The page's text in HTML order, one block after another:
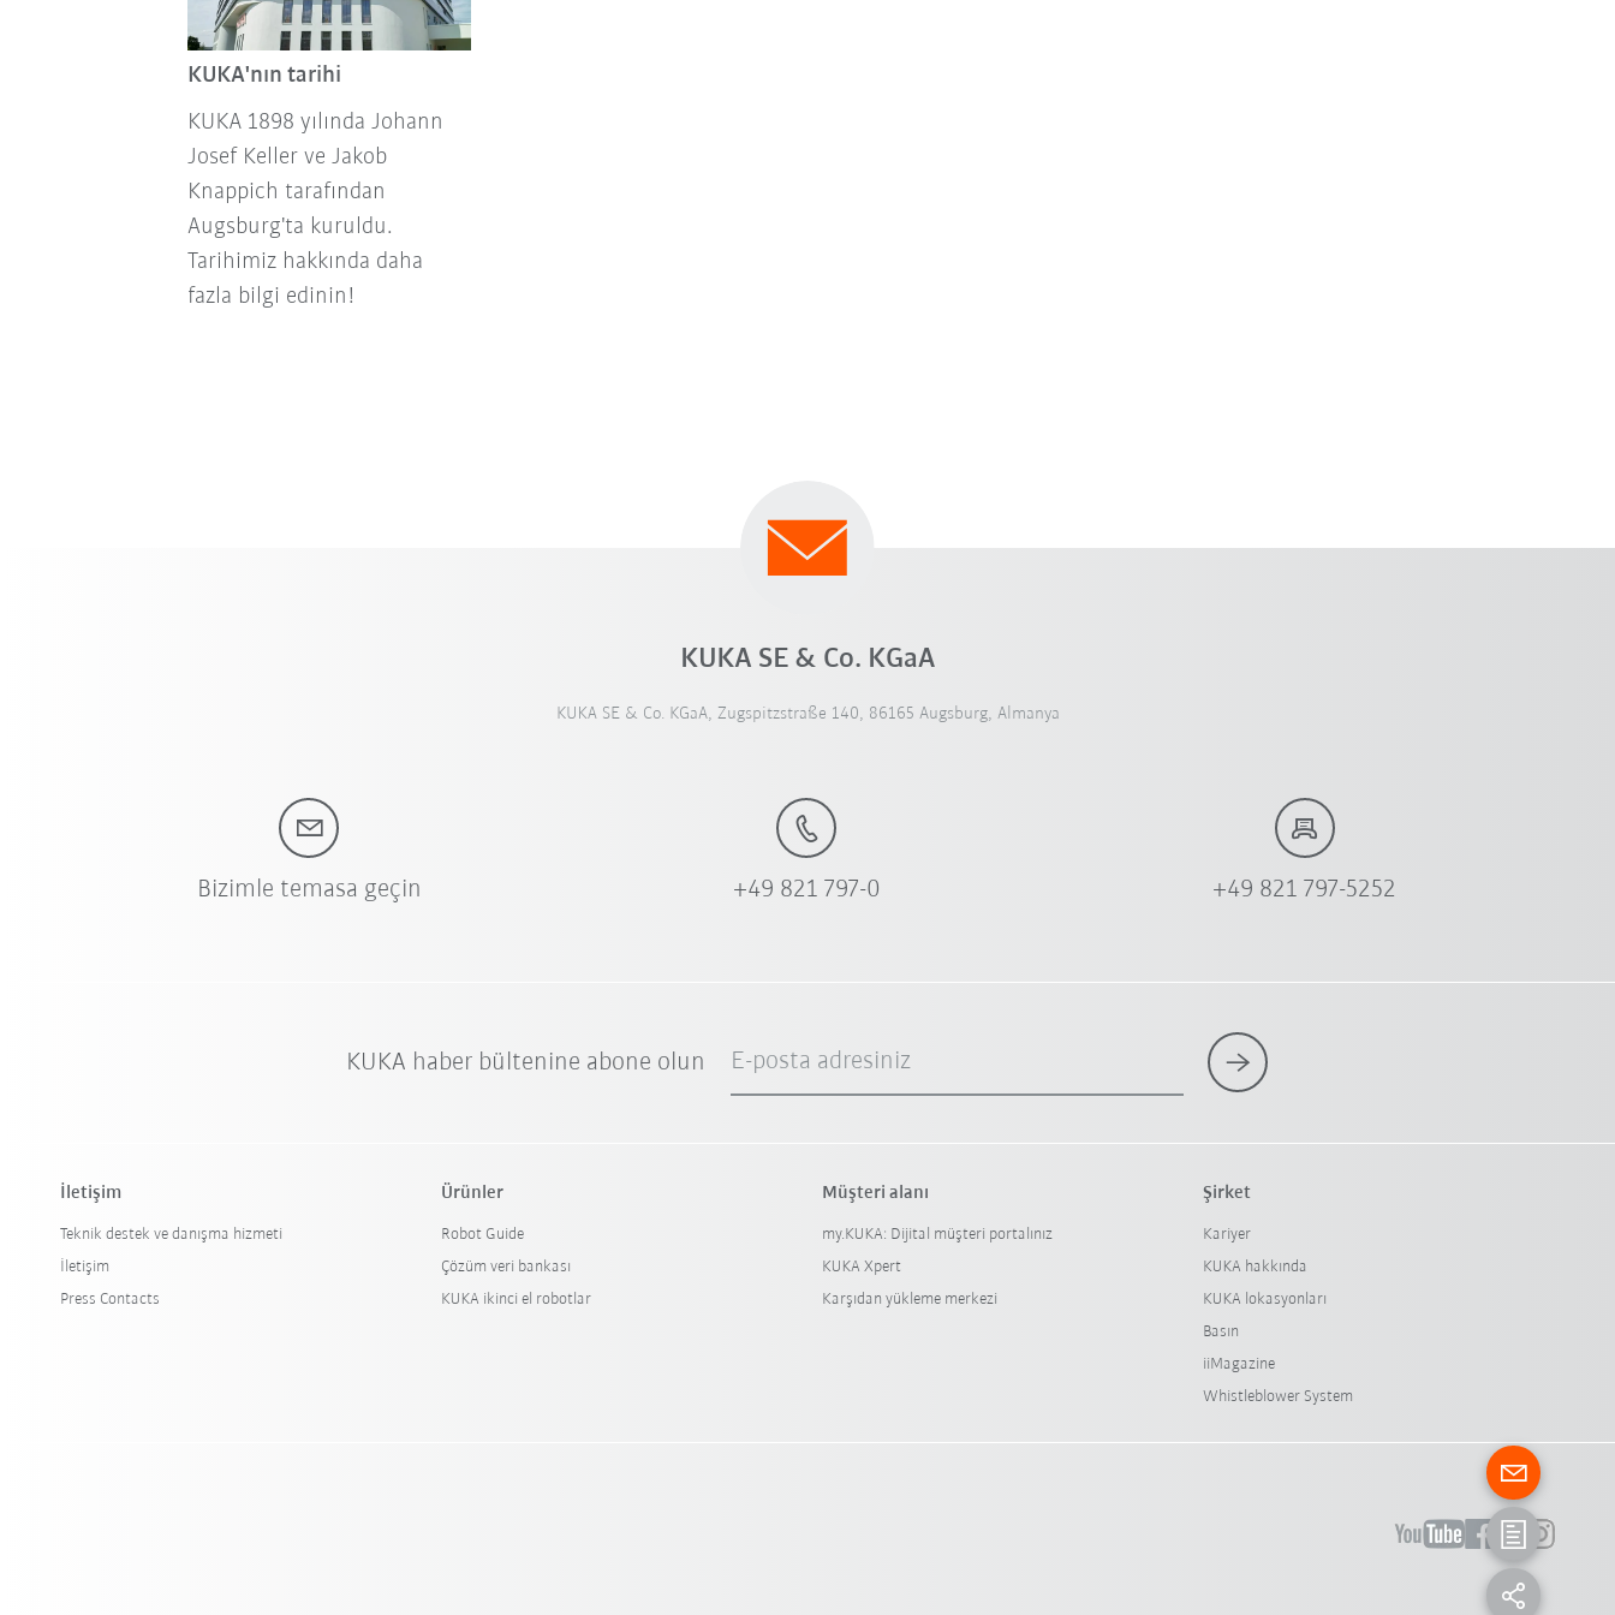
KUKA'nın tarihi
KUKA 1898 yılında Johann
Josef Keller ve Jakob
Knappich tarafından
Augsburg'ta kuruldu.
Tarihimiz hakkında daha
fazla bilgi edinin!
KUKA SE & Co. KGaA
KUKA SE & Co. KGaA, Zugspitzstraße 140, 86165 Augsburg, Almanya
Bizimle temasa geçin +49 821 797-0 +49 821 797-5252
KUKA haber bültenine abone olun E-posta adresiniz
İletişim
Teknik destek ve danışma hizmeti
İletişim
Press Contacts
Ürünler
Robot Guide
Çözüm veri bankası
KUKA ikinci el robotlar
Müşteri alanı
my.KUKA: Dijital müşteri portalınız
KUKA Xpert
Karşıdan yükleme merkezi
Şirket
Kariyer
KUKA hakkında
KUKA lokasyonları
Basın
iiMagazine
Whistleblower System